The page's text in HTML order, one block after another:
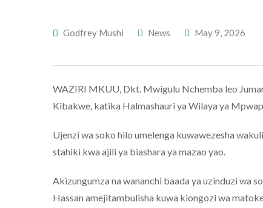
Godfrey Mushi News May 9, 2026
WAZIRI MKUU, Dkt. Mwigulu Nchemba leo
Kibakwe, katika Halmashauri ya Wilaya ya
Ujenzi wa soko hilo umelenga kuwawezesha
stahiki kwa ajili ya biashara ya mazao yao.
Akizungumza na wananchi baada ya uzinduzi wa
Hassan amejitambulisha kuwa kiongozi wa